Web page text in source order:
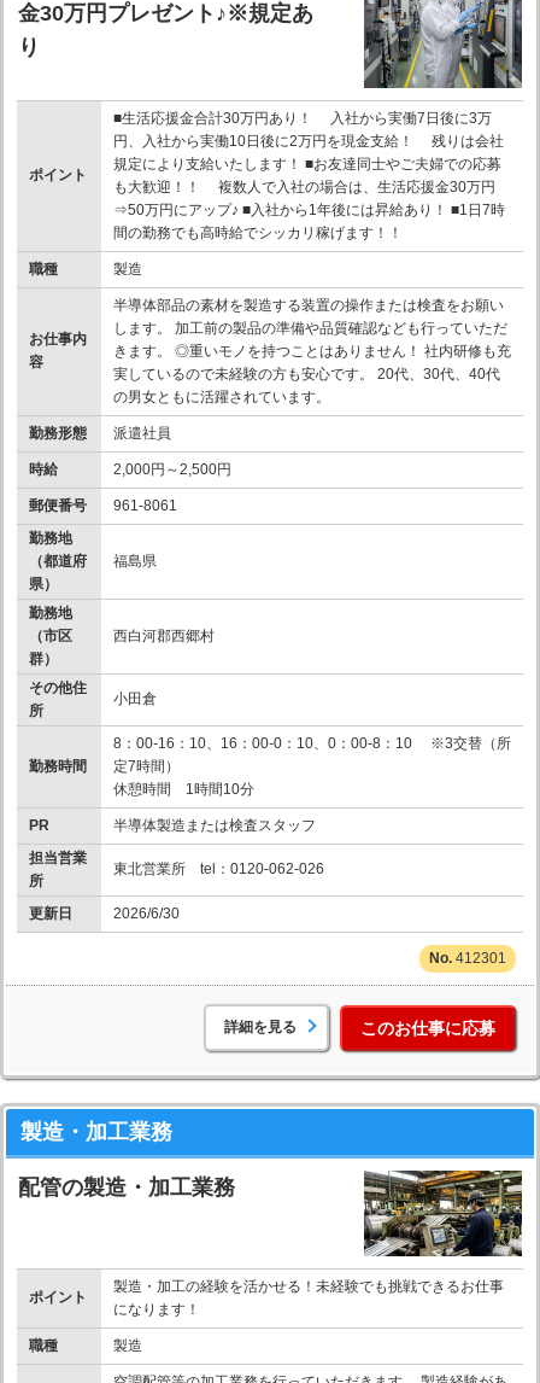
金30万円プレゼント♪※規定あ
り
ポイント
■生活応援金合計30万円あり！ 入社から実働7日後に3万
円、入社から実働10日後に2万円を現金支給！ 残りは会社
規定により支給いたします！ ■お友達同士やご夫婦での応募
も大歓迎！！ 複数人で入社の場合は、生活応援金30万円
⇒50万円にアップ♪ ■入社から1年後には昇給あり！ ■1日7時
間の勤務でも高時給でシッカリ稼げます！！
職種 製造
お仕事内
容
半導体部品の素材を製造する装置の操作または検査をお願い
します。 加工前の製品の準備や品質確認なども行っていただ
きます。 ◎重いモノを持つことはありません！ 社内研修も充
実しているので未経験の方も安心です。 20代、30代、40代
の男女ともに活躍されています。
勤務形態 派遣社員
時給 2,000円～2,500円
郵便番号
961-8061
勤務地
（都道府
県）
福島県
勤務地
（市区
群）
西白河郡西郷村
その他住
所
小田倉
勤務時間
8：00-16：10、16：00-0：10、0：00-8：10 ※3交替（所
定7時間）
休憩時間 1時間10分
PR
半導体製造または検査スタッフ
担当営業
所
東北営業所 tel：0120-062-026
更新日 2026/6/30
412301
詳細を見る このお仕事に応募
製造・加工業務
配管の製造・加工業務
ポイント
製造・加工の経験を活かせる！未経験でも挑戦できるお仕事
になります！
職種 製造